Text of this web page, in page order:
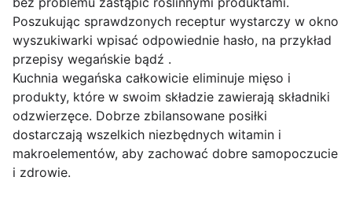
Poszukując sprawdzonych receptur wystarczy w okno
wyszukiwarki wpisać odpowiednie hasło, na przykład
przepisy wegańskie bądź .
Kuchnia wegańska całkowicie eliminuje mięso i
produkty, które w swoim składzie zawierają składniki
odzwierzęce. Dobrze zbilansowane posiłki
dostarczają wszelkich niezbędnych witamin i
makroelementów, aby zachować dobre samopoczucie
i zdrowie.